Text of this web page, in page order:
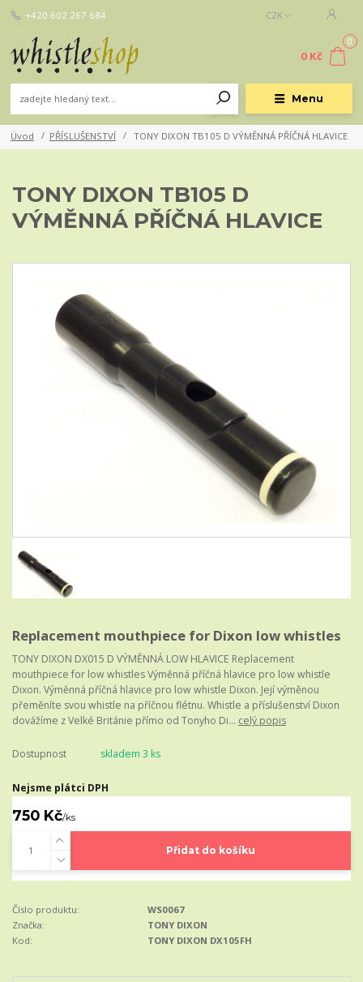
Menu
CZK
+420 602 267 684
0
0 Kč
Úvod PŘÍSLUŠENSTVÍ TONY DIXON TB105 D VÝMĚNNÁ PŘÍČNÁ HLAVICE
TONY DIXON TB105 D
VÝMĚNNÁ PŘÍČNÁ HLAVICE
Replacement mouthpiece for Dixon low whistles
TONY DIXON DX015 D VÝMĚNNÁ LOW HLAVICE Replacement
mouthpiece for low whistles Výměnná příčná hlavice pro low whistle
Dixon. Výměnná příčná hlavice pro low whistle Dixon. Její výměnou
přeměníte svou whistle na příčnou flétnu. Whistle a příslušenství Dixon
dovážíme z Velké Británie přímo od Tonyho Di... celý popis
Dostupnost skladem 3 ks
Nejsme plátci DPH
750 Kč/ks
Přidat do košíku
Číslo produktu:
WS0067
Značka:
TONY DIXON
Kod:
TONY DIXON DX105FH